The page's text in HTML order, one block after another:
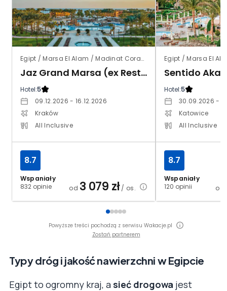
Egipt / Marsa El Alam / Madinat Coraya
Jaz Grand Marsa (ex Resta Grand Resort)
Hotel:5
09.12.2026 - 16.12.2026
Kraków
All Inclusive
Wspaniały
832 opinie
8.7
od 3 079 zł/ os.
Egipt / Marsa El
Hotel:5
30.09.2026 -
Katowice
All Inclusive
Wspaniały
120 opinii
8.7
od
Powyższe treści pochodzą z serwisu Wakacje.pl
Zostań partnerem
Typy dróg i jakość nawierzchni w Egipcie
Egipt to ogromny kraj, a sieć drogowa jest